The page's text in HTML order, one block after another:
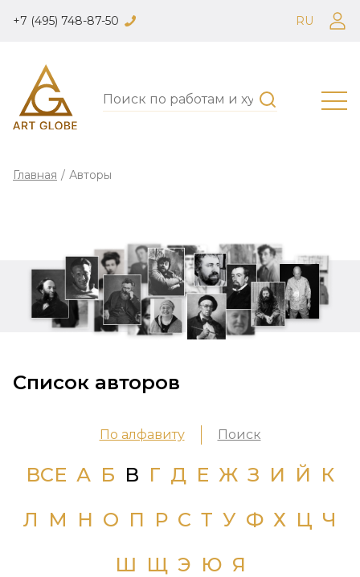
+7 (495) 748-87-50 RU
Главная / Авторы
Список авторов
По алфавиту Поиск
ВСЕ А Б В Г Д Е Ж З И Й К
Л
М Н О П Р С Т У Ф Х Ц Ч
Ш Щ Э Ю Я